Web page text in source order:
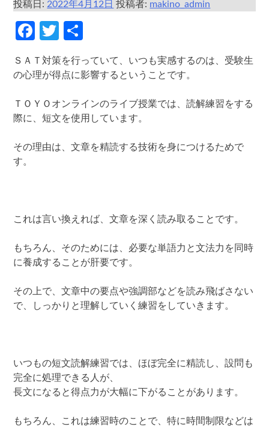
投稿日:2022年4月12日 投稿者: makino_admin
Facebook
Twitter
ＳＡＴ対策を行っていて、いつも実感するのは、受験生
の心理が得点に影響するということです。
ＴＯＹＯオンラインのライブ授業では、読解練習をする
際に、短文を使用しています。
その理由は、文章を精読する技術を身につけるためで
す。
これは言い換えれば、文章を深く読み取ることです。
もちろん、そのためには、必要な単語力と文法力を同時
に養成することが肝要です。
その上で、文章中の要点や強調部などを読み飛ばさない
で、しっかりと理解していく練習をしていきます。
いつもの短文読解練習では、ほぼ完全に精読し、設問も
完全に処理できる人が、
長文になると得点力が大幅に下がることがあります。
もちろん、これは練習時のことで、特に時間制限などは